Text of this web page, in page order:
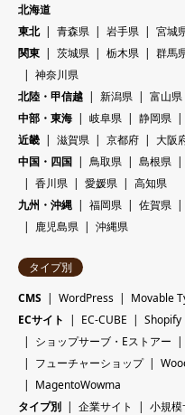
北海道
東北
青森県 岩手県 宮城
関東
茨城県 栃木県 群馬
神奈川県
北陸・甲信越
新潟県 富山県
中部・東海
岐阜県 静岡県
近畿
滋賀県 京都府 大阪
中国・四国
鳥取県 島根県
香川県
愛媛県
高知県
九州・沖縄
福岡県 佐賀県
鹿児島県
沖縄県
タイプ別
CMS
WordPress Movable
ECサイト
EC-CUBE Shopify
ショップサーブ・Eストアー
フューチャーショップ
MagentoWowma
タイプ別
企業サイト 小規模